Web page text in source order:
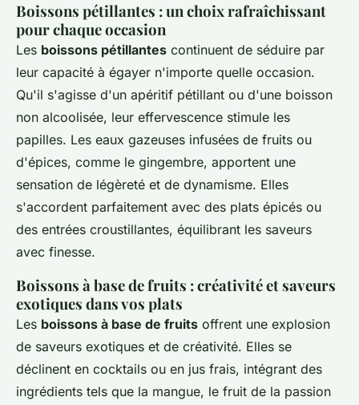
Boissons pétillantes : un choix rafraîchissant
pour chaque occasion
Les boissons pétillantes continuent de séduire par
leur capacité à égayer n'importe quelle occasion.
Qu'il s'agisse d'un apéritif pétillant ou d'une boisson
non alcoolisée, leur effervescence stimule les
papilles. Les eaux gazeuses infusées de fruits ou
d'épices, comme le gingembre, apportent une
sensation de légèreté et de dynamisme. Elles
s'accordent parfaitement avec des plats épicés ou
des entrées croustillantes, équilibrant les saveurs
avec finesse.
Boissons à base de fruits : créativité et saveurs
exotiques dans vos plats
Les boissons à base de fruits offrent une explosion
de saveurs exotiques et de créativité. Elles se
déclinent en cocktails ou en jus frais, intégrant des
ingrédients tels que la mangue, le fruit de la passion